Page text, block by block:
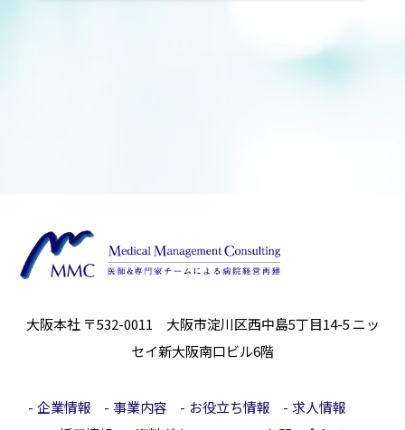
大阪本社 〒532-0011 大阪市淀川区西中島5丁目14-5 ニッ
セイ新大阪南口ビル6階
企業情報 事業内容 お役立ち情報
求人情報